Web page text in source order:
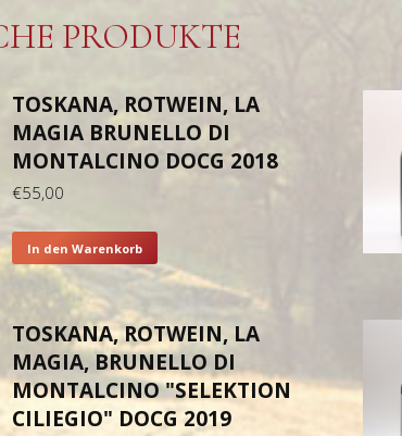
PRODUKTE
TOSKANA, ROTWEIN, LA
MAGIA BRUNELLO DI
MONTALCINO DOCG 2018
€55,00
In den Warenkorb
TOSKANA, ROTWEIN, LA
MAGIA, BRUNELLO DI
MONTALCINO "SELEKTION
CILIEGIO" DOCG 2019